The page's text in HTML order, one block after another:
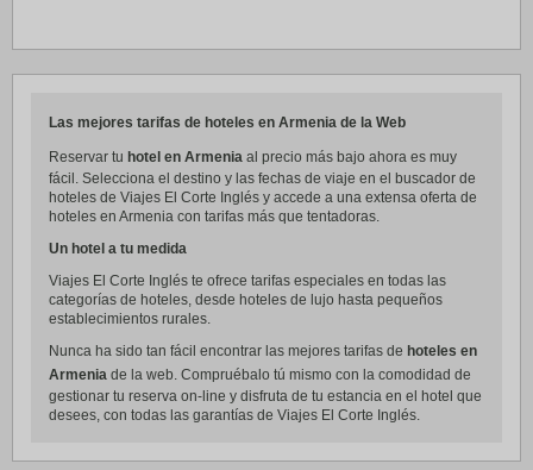
Las mejores tarifas de hoteles en Armenia de la Web
Reservar tu hotel en Armenia al precio más bajo ahora es muy
fácil. Selecciona el destino y las fechas de viaje en el buscador de
hoteles de Viajes El Corte Inglés y accede a una extensa oferta de
hoteles en Armenia con tarifas más que tentadoras.
Un hotel a tu medida
Viajes El Corte Inglés te ofrece tarifas especiales en todas las
categorías de hoteles, desde hoteles de lujo hasta pequeños
establecimientos rurales.
Nunca ha sido tan fácil encontrar las mejores tarifas de hoteles en
Armenia de la web. Compruébalo tú mismo con la comodidad de
gestionar tu reserva on-line y disfruta de tu estancia en el hotel que
desees, con todas las garantías de Viajes El Corte Inglés.